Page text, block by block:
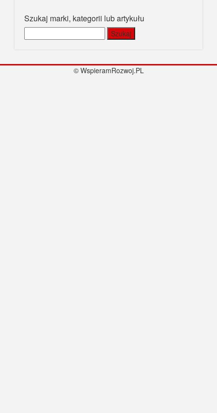
Szukaj marki, kategorii lub artykułu
© WspieramRozwoj.PL